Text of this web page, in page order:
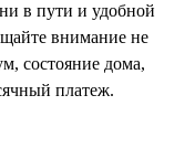
в пути и удобной
внимание не
состояние дома,
платеж.